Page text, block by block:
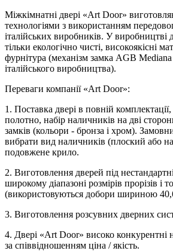
Міжкімнатні двері «Art Door»
технологіями з використанням
італійських виробників. У виробництві
тільки екологічно чисті, високоякісні
фурнітура (механізм замка AGB
італійського виробництва).
Переваги компанії «Art Door»:
1. Поставка двері в повній
полотно, набір наличників на дві
замків (кольори - бронза і хром).
вибрати вид наличників (плоский або
подовжене крило.
2. Виготовлення дверей під
широкому діапазоні розмірів прорізів і
(використовуються добори шириною
3. Виготовлення розсувних дверних
4. Двері «Art Door» високо конкурентні
за співвідношенням ціна / якість.